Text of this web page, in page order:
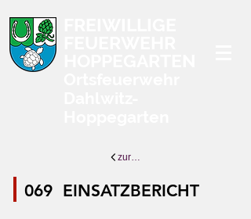
zurück zur Übersicht
EINSATZBERICHT
069